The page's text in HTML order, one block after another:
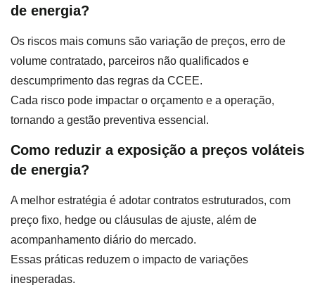
de energia?
Os riscos mais comuns são variação de preços, erro de
volume contratado, parceiros não qualificados e
descumprimento das regras da CCEE.
Cada risco pode impactar o orçamento e a operação,
tornando a gestão preventiva essencial.
Como reduzir a exposição a preços voláteis
de energia?
A melhor estratégia é adotar contratos estruturados, com
preço fixo, hedge ou cláusulas de ajuste, além de
acompanhamento diário do mercado.
Essas práticas reduzem o impacto de variações
inesperadas.